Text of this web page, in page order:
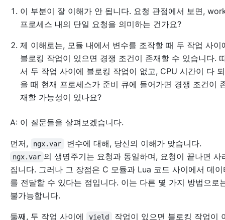
이 부분이 잘 이해가 안 됩니다. 요청 관점에서 보면,
프로세스 내의 단일 요청을 의미하는 건가요?
제 이해로는, 모듈 내에서 변수를 조작할 때 두 작업 사이
블로킹 작업이 있으면 경쟁 조건이 존재할 수 있습니다.
서 두 작업 사이에 블로킹 작업이 없고, CPU 시간이 다
을 때 현재 프로세스가 준비 큐에 들어가면 경쟁 조건이
재할 가능성이 있나요?
A: 이 질문들을 살펴보겠습니다.
먼저, ngx.var 변수에 대해, 당신의 이해가 맞습니다.
ngx.var 의 생명주기는 요청과 동일하며, 요청이 끝나면 사
집니다. 그러나 그 장점은 C 모듈과 Lua 코드 사이에서 데이
를 전달할 수 있다는 점입니다. 이는 다른 몇 가지 방법으로
불가능합니다.
둘째, 두 작업 사이에 yield 작업이 있으면 블로킹 작업이